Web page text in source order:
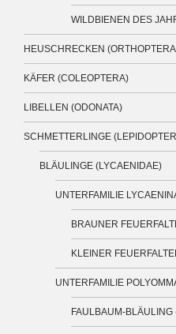
WILDBIENEN DES
HEUSCHRECKEN
KÄFER (COLEOPTERA)
LIBELLEN (ODONATA)
SCHMETTERLINGE
BLÄULINGE (LYCAENIDAE)
UNTERFAMILIE
BRAUNER
KLEINER
UNTERFAMILIE
FAULBAUM-